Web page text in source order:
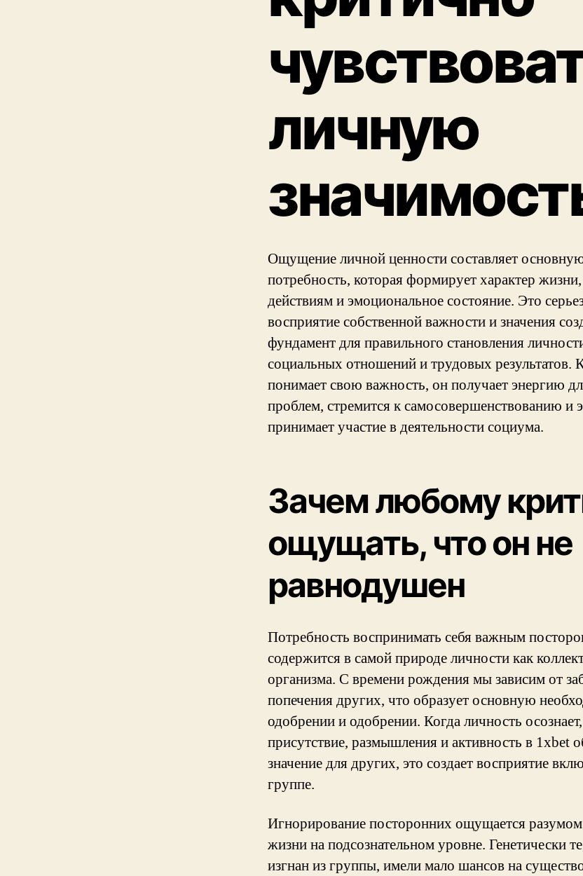
личную
Ощущение личной ценности составляет
потребность, которая формирует характер
действиям и эмоциональное состояние. Это
восприятие собственной важности и значения
фундамент для правильного становления
социальных отношений и трудовых результатов.
понимает свою важность, он получает энергию
проблем, стремится к самосовершенствованию и
принимает участие в деятельности социума.
Зачем любому
ощущать, что он не
равнодушен
Потребность воспринимать себя важным
содержится в самой природе личности как
организма. С времени рождения мы зависим от
попечения других, что образует основную
одобрении и одобрении. Когда личность
присутствие, размышления и активность в 1xbet
значение для других, это создает восприятие
группе.
Игнорирование посторонних ощущается разумом
жизни на подсознательном уровне. Генетически
изгнан из группы, имели мало шансов на